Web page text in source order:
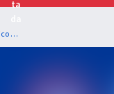
MP AP - Ministério Público do Estado do Amapá - Técnico Ministerial - Especialidade: Apoio Administrativo